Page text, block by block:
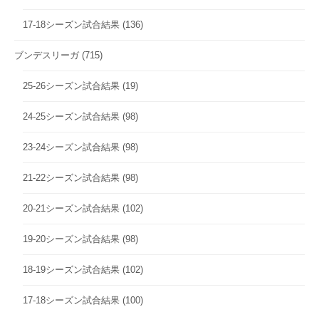
17-18シーズン試合結果 (136)
ブンデスリーガ (715)
25-26シーズン試合結果 (19)
24-25シーズン試合結果 (98)
23-24シーズン試合結果 (98)
21-22シーズン試合結果 (98)
20-21シーズン試合結果 (102)
19-20シーズン試合結果 (98)
18-19シーズン試合結果 (102)
17-18シーズン試合結果 (100)